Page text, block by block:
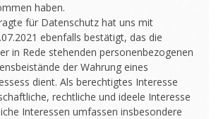
haben.
für Datenschutz hat uns mit
ebenfalls bestätigt, das die
in Rede stehenden personenbezogenen
der Wahrung eines
dient. Als berechtigtes Interesse
rechtliche und ideele Interesse
Interessen umfassen insbesondere